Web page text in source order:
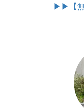
▶▶【無